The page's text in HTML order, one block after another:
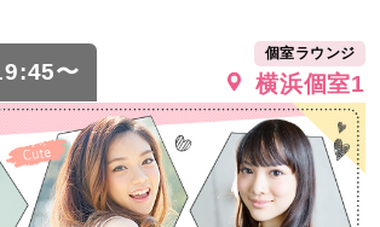
〜
個室ラウンジ
横浜個室1